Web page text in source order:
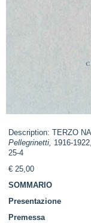
Description: TERZO
Pellegrinetti, 1916-
25-4
€ 25,00
SOMMARIO
Presentazione
Premessa